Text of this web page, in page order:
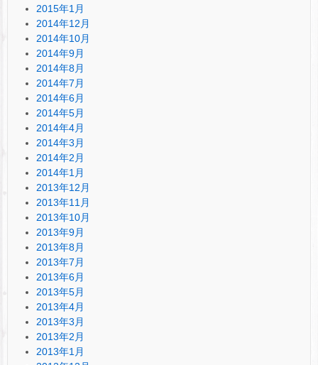
2015年1月
2014年12月
2014年10月
2014年9月
2014年8月
2014年7月
2014年6月
2014年5月
2014年4月
2014年3月
2014年2月
2014年1月
2013年12月
2013年11月
2013年10月
2013年9月
2013年8月
2013年7月
2013年6月
2013年5月
2013年4月
2013年3月
2013年2月
2013年1月